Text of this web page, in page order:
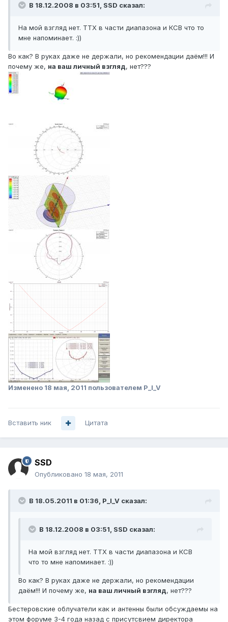
В 18.12.2008 в 03:51, SSD сказал:
На мой взгляд нет. ТТХ в части диапазона и КСВ что то
мне напоминает. :))
Во как? В руках даже не держали, но рекомендации даём!!! И
почему же, на ваш личный взгляд, нет???
Изменено 18 мая, 2011 пользователем P_I_V
Вставить ник Цитата
SSD
Опубликовано 18 мая, 2011
В 18.05.2011 в 01:36, P_I_V сказал:
В 18.12.2008 в 03:51, SSD сказал:
На мой взгляд нет. ТТХ в части диапазона и КСВ
что то мне напоминает. :))
Во как? В руках даже не держали, но рекомендации
даём!!! И почему же, на ваш личный взгляд, нет???
Бестеровские облучатели как и антенны были обсуждаемы на
этом форуме 3-4 года назад с присутсвием директора